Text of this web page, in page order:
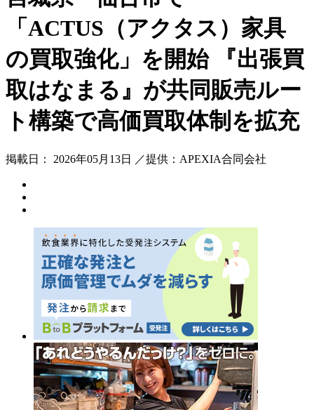
「ACTUS（アクタス）家具
の買取強化」を開始 『出張買
取はなまる』が共同販売ルー
ト構築で高価買取体制を拡充
掲載日： 2026年05月13日 ／提供：APEXIA合同会社